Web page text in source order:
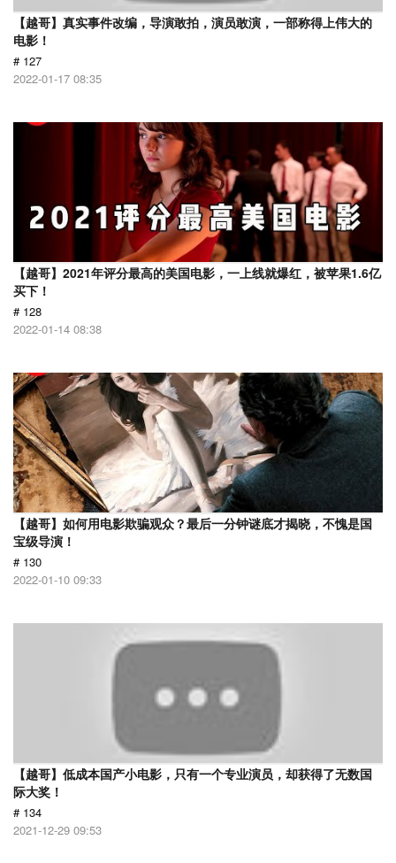
【越哥】真实事件改编，导演敢拍，演员敢演，一部称得上伟大的
电影！
# 127
2022-01-17 08:35
【越哥】2021年评分最高的美国电影，一上线就爆红，被苹果1.6亿
买下！
# 128
2022-01-14 08:38
【越哥】如何用电影欺骗观众？最后一分钟谜底才揭晓，不愧是国
宝级导演！
# 130
2022-01-10 09:33
【越哥】低成本国产小电影，只有一个专业演员，却获得了无数国
际大奖！
# 134
2021-12-29 09:53